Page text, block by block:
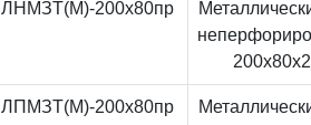
ЛНМЗТ(М)-200x80пр
ЛПМЗТ(М)-200x80пр